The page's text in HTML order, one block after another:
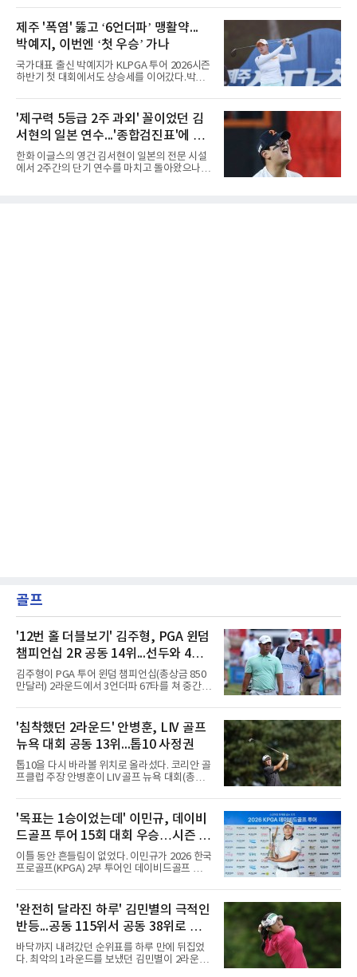
받았으나, 지난해 상금순위 75위에 그쳐 시드순
위전으로 밀렸고 본선에서도 78위에
행배 전국중고배구대회 18세 이하 여자부 결승
에서 선명여고를 세트스코어 3-1(13-25, 25-14,
25-17, 25-10)로 물리치고 우승을 차지했다.첫
세트를 13-25로 내주며 불안하게 출발한 중앙여
고는 이후 조직력을 되찾아 2세트부터 경기 주
도권을 완전히 장악했다. 강한 서브와 탄탄한 수
비를 앞세워 내리 세 세트를 따내며 짜릿한 역전
권대회 결승에서 모두 선명여고에 패해 준우승
에 머물렀다. 그러나 세 번째
제주 '폭염' 뚫고 ‘6언더파’ 맹활약...
박예지, 이번엔 ‘첫 우승’ 가나
국가대표 출신 박예지가 KLPGA 투어 2026시즌
하반기 첫 대회에서도 상승세를 이어갔다.박예
서 열린 KLPGA 투어 제주삼다수 마스터스 1라
운드에서 보기 없이 버디만 6개를 잡아내며 6언
더파 66타를 쳤다. 박예지는 서어진, 신다인과
선두권을 형성했다.이날 경기가 열린 테디밸리
골프앤리조트 역시 전국적 폭염을 피해가지 못
했다. 대회장의 최고 기온은 35도에 달했다. 섬
지역 특성상 습도가 높아 체감온도는 더 높게 느
'제구력 5등급 2주 과외' 꼴이었던 김
서현의 일본 연수...'종합검진표'에 불
과
한화 이글스의 영건 김서현이 일본의 전문 시설
에서 2주간의 단기 연수를 마치고 돌아왔으나,
골프
'12번 홀 더블보기' 김주형, PGA 윈덤
챔피언십 2R 공동 14위...선두와 4타
차
김주형이 PGA 투어 윈덤 챔피언십(총상금 850
만달러) 2라운드에서 3언더파 67타를 쳐 중간
(한국시간) 미국 노스캐롤라이나주 그린즈버러
세지필드 컨트리클럽(파70)에서 페덱스컵 34위
김주형은 버디 5개를 잡고도 더블보기 1개로 공
동 11위에서 세 계단 내려앉았다. 12언더파 128
타 선두 보 호슬러(미국)와는 4타 차다.10번 홀
까지 4타를 줄인 흐름은 223야드 파3 12번 홀에
서 끊겼다. 티샷과 어프로치, 세 번째 샷까지 모
넣어 2타를 잃었다. 13번 홀(파4) 버디 이후로는
타수를 더 줄이지 못했다.페덱스
'침착했던 2라운드' 안병훈, LIV 골프
뉴욕 대회 공동 13위...톱10 사정권
톱10을 다시 바라볼 위치로 올라섰다. 코리안 골
프클럽 주장 안병훈이 LIV 골프 뉴욕 대회(총상
다.안병훈은 8일(한국시간) 미국 뉴저지주 베드
민스터의 트럼프 내셔널 골프 클럽 베드민스터
(파71)에서 열린 2라운드에서 버디 4개와 보기 1
개를 묶어 3언더파 68타를 쳤다. 중간 합계 2언
더파 140타로 피터 율라인(미국), 마크 리슈먼
(호주)과 공동 13위에 자리했다. 공동 10위 그룹
과는 2타 차여서 남은 라운드에서 시즌 두 번째
월 리야드 대회에서 공동 9위로 한국 국적 선수
최초의 톱10을 기록했고,
'목표는 1승이었는데' 이민규, 데이비
드골프 투어 15회 대회 우승…시즌 2
승
이틀 동안 흔들림이 없었다. 이민규가 2026 한국
프로골프(KPGA) 2부 투어인 데이비드골프 투어
을 거뒀다.이민규는 7일 충남 태안 솔라고 CC(파
71)에서 열린 2라운드에서 버디만 8개를 잡아 8
언더파 63타를 쳤다. 전날 보기 없이 9언더파로
개인 18홀 최저타를 세웠던 그는 최종 합계 17언
더파 125타로, 공동 2위 박태완과 안해천(이상
13언더파 129타)을 4타 차로 따돌렸다. 우승 상
금은 2천만원이다.여정에는 성장이 담겼다.
'완전히 달라진 하루' 김민별의 극적인
반등...공동 115위서 공동 38위로 도
약
바닥까지 내려갔던 순위표를 하루 만에 뒤집었
다. 최악의 1라운드를 보냈던 김민별이 2라운드